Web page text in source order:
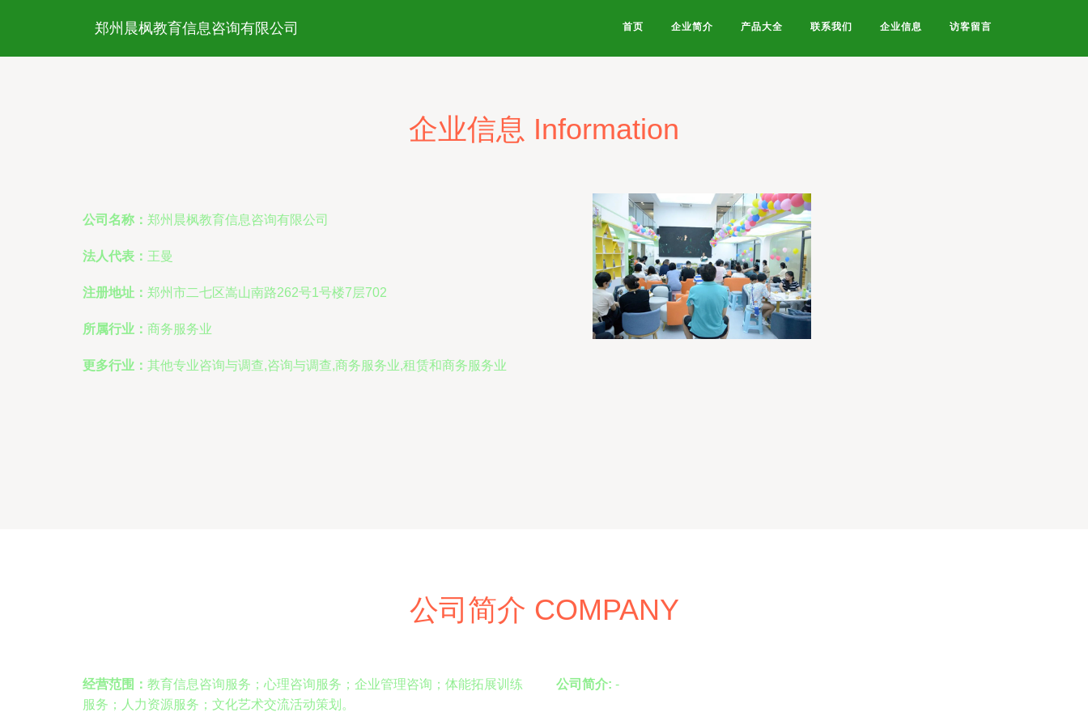
郑州晨枫教育信息咨询有限公司 首页 企业简介 产品大全 联系我们 企业信息 访客留言
企业信息 Information
公司名称： 郑州晨枫教育信息咨询有限公司
法人代表： 王曼
注册地址： 郑州市二七区嵩山南路262号1号楼7层702
所属行业： 商务服务业
更多行业： 其他专业咨询与调查,咨询与调查,商务服务业,租赁和商务服务业
公司简介 COMPANY
经营范围： 教育信息咨询服务；心理咨询服务；企业管理咨询；体能拓展训练
服务；人力资源服务；文化艺术交流活动策划。
公司简介: -